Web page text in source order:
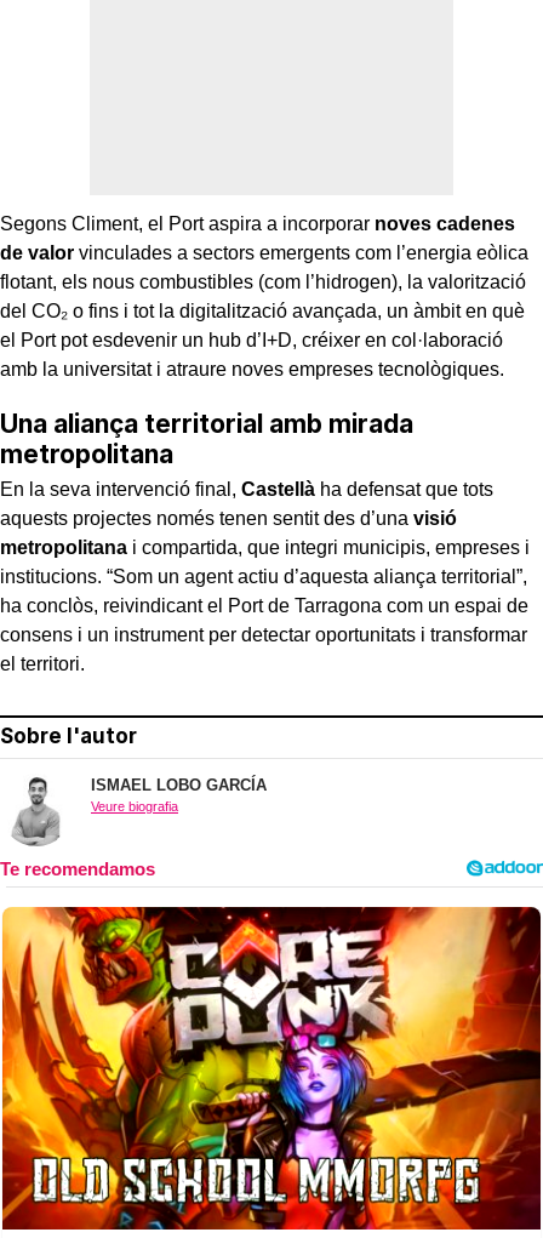
Segons Climent, el Port aspira a incorporar noves cadenes
de valor vinculades a sectors emergents com l’energia eòlica
flotant, els nous combustibles (com l’hidrogen), la valorització
del CO₂ o fins i tot la digitalització avançada, un àmbit en què
el Port pot esdevenir un hub d’I+D, créixer en col·laboració
amb la universitat i atraure noves empreses tecnològiques.
Una aliança territorial amb mirada
metropolitana
En la seva intervenció final, Castellà ha defensat que tots
aquests projectes només tenen sentit des d’una visió
metropolitana i compartida, que integri municipis, empreses i
institucions. “Som un agent actiu d’aquesta aliança territorial”,
ha conclòs, reivindicant el Port de Tarragona com un espai de
consens i un instrument per detectar oportunitats i transformar
el territori.
Sobre l'autor
ISMAEL LOBO GARCÍA
Veure biografia